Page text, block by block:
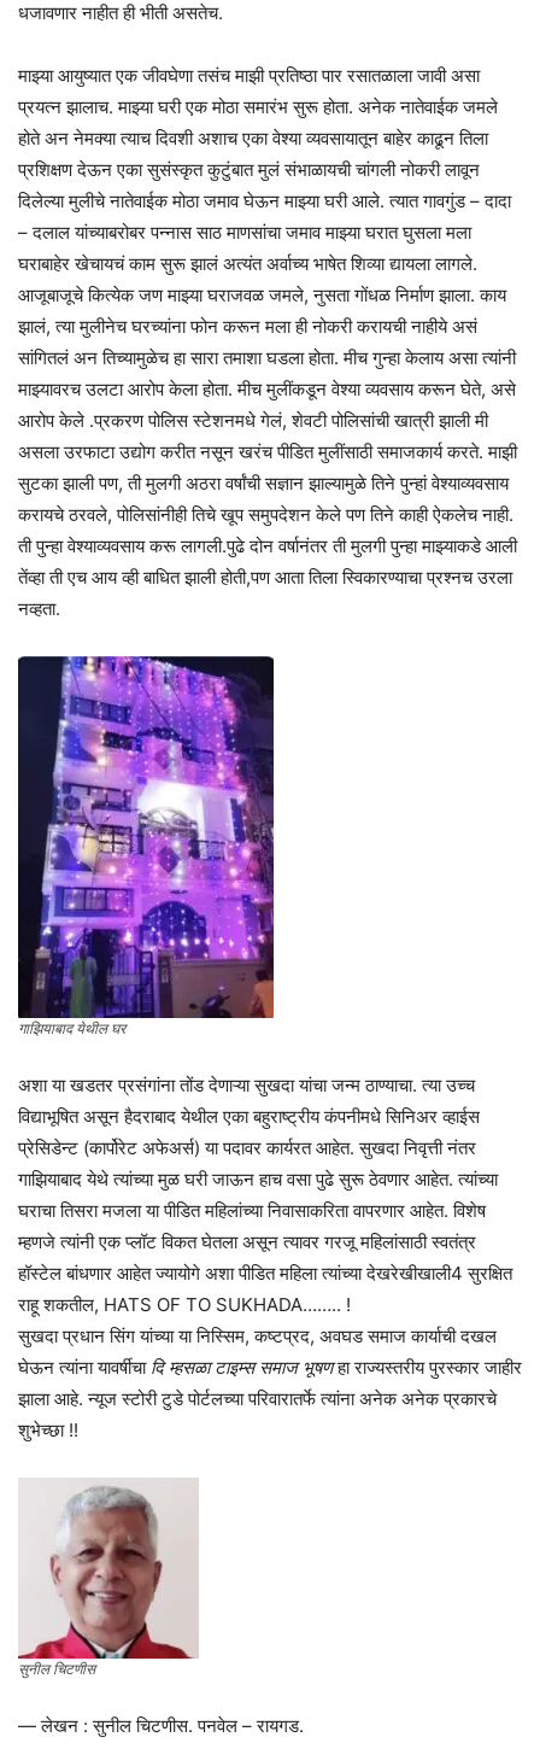
धजावणार नाहीत ही भीती असतेच.
माझ्या आयुष्यात एक जीवघेणा तसंच माझी प्रतिष्ठा पार रसातळाला जावी असा
प्रयत्न झालाच. माझ्या घरी एक मोठा समारंभ सुरू होता. अनेक नातेवाईक जमले
होते अन नेमक्या त्याच दिवशी अशाच एका वेश्या व्यवसायातून बाहेर काढून तिला
प्रशिक्षण देऊन एका सुसंस्कृत कुटुंबात मुलं संभाळायची चांगली नोकरी लावून
दिलेल्या मुलीचे नातेवाईक मोठा जमाव घेऊन माझ्या घरी आले. त्यात गावगुंड – दादा
– दलाल यांच्याबरोबर पन्नास साठ माणसांचा जमाव माझ्या घरात घुसला मला
घराबाहेर खेचायचं काम सुरू झालं अत्यंत अर्वाच्य भाषेत शिव्या द्यायला लागले.
आजूबाजूचे कित्येक जण माझ्या घराजवळ जमले, नुसता गोंधळ निर्माण झाला. काय
झालं, त्या मुलीनेच घरच्यांना फोन करून मला ही नोकरी करायची नाहीये असं
सांगितलं अन तिच्यामुळेच हा सारा तमाशा घडला होता. मीच गुन्हा केलाय असा त्यांनी
माझ्यावरच उलटा आरोप केला होता. मीच मुलींकडून वेश्या व्यवसाय करून घेते, असे
आरोप केले .प्रकरण पोलिस स्टेशनमधे गेलं, शेवटी पोलिसांची खात्री झाली मी
असला उरफाटा उद्योग करीत नसून खरंच पीडित मुलींसाठी समाजकार्य करते. माझी
सुटका झाली पण, ती मुलगी अठरा वर्षांची सज्ञान झाल्यामुळे तिने पुन्हां वेश्याव्यवसाय
करायचे ठरवले, पोलिसांनीही तिचे खूप समुपदेशन केले पण तिने काही ऐकलेच नाही.
ती पुन्हा वेश्याव्यवसाय करू लागली.पुढे दोन वर्षानंतर ती मुलगी पुन्हा माझ्याकडे आली
तेंव्हा ती एच आय व्ही बाधित झाली होती,पण आता तिला स्विकारण्याचा प्रश्नच उरला
नव्हता.
गाझियाबाद येथील घर
अशा या खडतर प्रसंगांना तोंड देणाऱ्या सुखदा यांचा जन्म ठाण्याचा. त्या उच्च
विद्याभूषित असून हैदराबाद येथील एका बहुराष्ट्रीय कंपनीमधे सिनिअर व्हाईस
प्रेसिडेन्ट (कार्पोरेट अफेअर्स) या पदावर कार्यरत आहेत. सुखदा निवृत्ती नंतर
गाझियाबाद येथे त्यांच्या मुळ घरी जाऊन हाच वसा पुढे सुरू ठेवणार आहेत. त्यांच्या
घराचा तिसरा मजला या पीडित महिलांच्या निवासाकरिता वापरणार आहेत. विशेष
म्हणजे त्यांनी एक प्लॉट विकत घेतला असून त्यावर गरजू महिलांसाठी स्वतंत्र
हॉस्टेल बांधणार आहेत ज्यायोगे अशा पीडित महिला त्यांच्या देखरेखीखाली4 सुरक्षित
राहू शकतील, HATS OF TO SUKHADA…….. !
सुखदा प्रधान सिंग यांच्या या निस्सिम, कष्टप्रद, अवघड समाज कार्याची दखल
घेऊन त्यांना यावर्षीचा दि म्हसळा टाइम्स समाज भूषणहा राज्यस्तरीय पुरस्कार जाहीर
झाला आहे. न्यूज स्टोरी टुडे पोर्टलच्या परिवारातर्फे त्यांना अनेक अनेक प्रकारचे
शुभेच्छा !!
सुनील चिटणीस
— लेखन : सुनील चिटणीस. पनवेल – रायगड.